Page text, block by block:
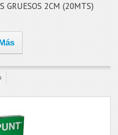
GRUESOS 2CM (20MTS)